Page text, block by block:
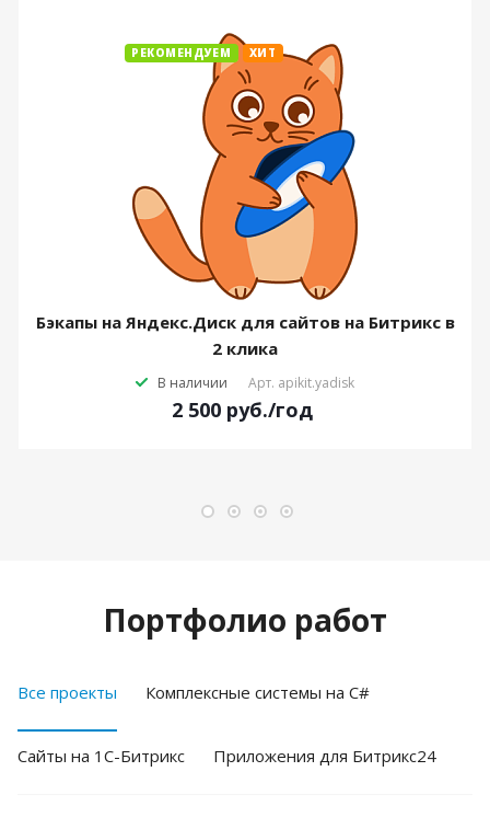
РЕКОМЕНДУЕМ ХИТ
Бэкапы на Яндекс.Диск для сайтов на Битрикс в
2 клика
В наличии Арт. apikit.yadisk
2 500 руб./год
Портфолио работ
Все проекты Комплексные системы на C#
Cайты на 1С-Битрикс Приложения для Битрикс24